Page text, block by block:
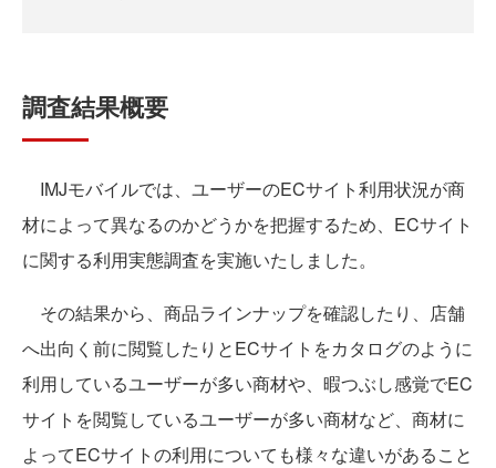
調査結果概要
IMJモバイルでは、ユーザーのECサイト利用状況が商
材によって異なるのかどうかを把握するため、ECサイト
に関する利用実態調査を実施いたしました。
その結果から、商品ラインナップを確認したり、店舗
へ出向く前に閲覧したりとECサイトをカタログのように
利用しているユーザーが多い商材や、暇つぶし感覚でEC
サイトを閲覧しているユーザーが多い商材など、商材に
よってECサイトの利用についても様々な違いがあること